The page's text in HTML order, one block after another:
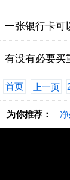
一张银行卡可
有没有必要买
首页 上一页
为你推荐：